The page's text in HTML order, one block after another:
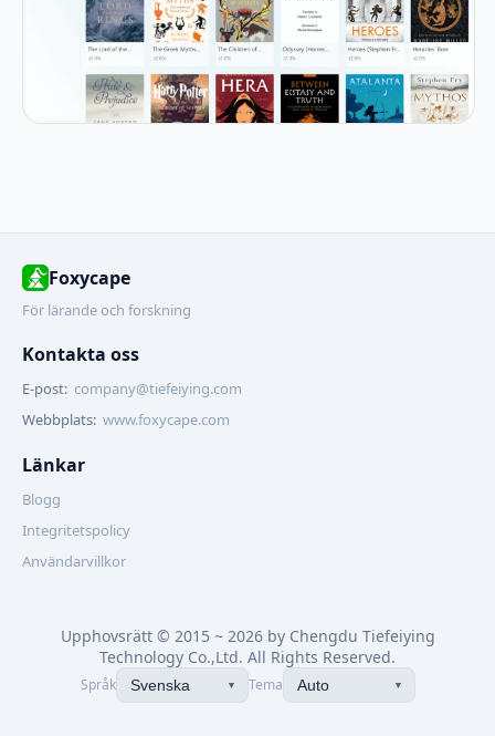
Foxycape
För lärande och forskning
Kontakta oss
E-post: company@tiefeiying.com
Webbplats: www.foxycape.com
Länkar
Blogg
Integritetspolicy
Användarvillkor
Upphovsrätt © 2015 ~ 2026 by Chengdu Tiefeiying
Technology Co.,Ltd. All Rights Reserved.
中文简体 中文繁體(臺灣)
Språk Svenska ▼ Tema Auto ▼